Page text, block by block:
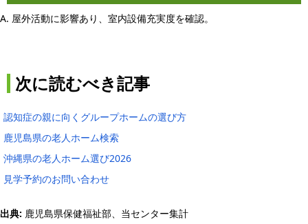
A. 屋外活動に影響あり、室内設備充実度を確認。
次に読むべき記事
認知症の親に向くグループホームの選び方
鹿児島県の老人ホーム検索
沖縄県の老人ホーム選び2026
見学予約のお問い合わせ
出典: 鹿児島県保健福祉部、当センター集計